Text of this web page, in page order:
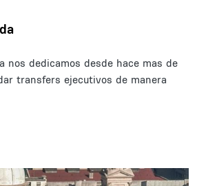
nos dedicamos desde hace mas de
transfers ejecutivos de manera